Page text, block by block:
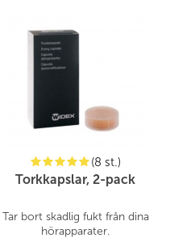
(8 st.)
Torkkapslar, 2-pack
Tar bort skadlig fukt från dina
hörapparater.